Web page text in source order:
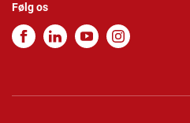
Følg os